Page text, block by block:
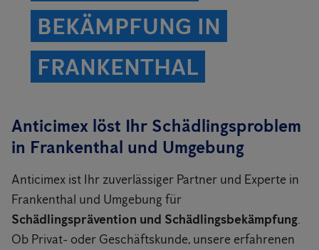
BEKÄMPFUNG IN
FRANKENTHAL
Anticimex löst Ihr Schädlingsproblem
in Frankenthal und Umgebung
Anticimex ist Ihr zuverlässiger Partner und Experte in
Frankenthal und Umgebung für
Schädlingsprävention und Schädlingsbekämpfung.
Ob Privat- oder Geschäftskunde, unsere erfahrenen